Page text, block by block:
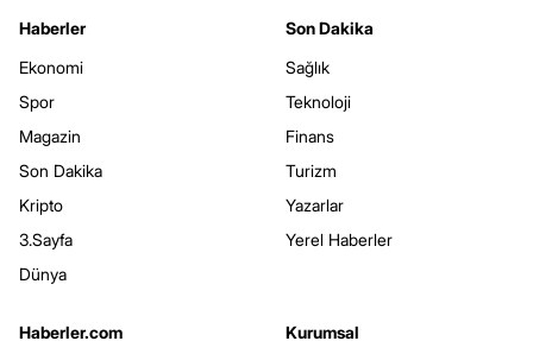
Haberler
Ekonomi
Spor
Magazin
Son Dakika
Kripto
3.Sayfa
Dünya
Son Dakika
Sağlık
Teknoloji
Finans
Turizm
Yazarlar
Yerel Haberler
Haberler.com
Kurumsal